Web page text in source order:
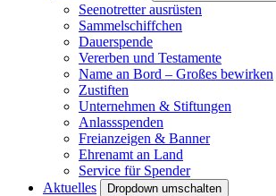
Seenotretter ausrüsten
Sammelschiffchen
Dauerspende
Vererben und Testamente
Name an Bord – Großes bewirken
Zustiften
Unternehmen & Stiftungen
Anlassspenden
Freianzeigen & Banner
Ehrenamt an Land
Service für Spender
Aktuelles
Dropdown umschalten